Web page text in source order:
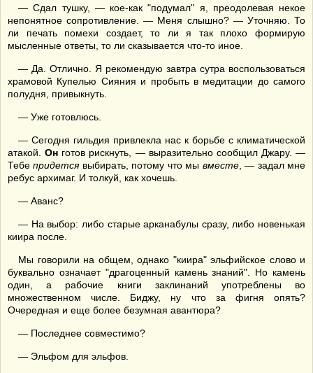
— Сдал тушку, — кое-как "подумал" я, преодолевая некое
непонятное сопротивление. — Меня слышно? — Уточняю. То
ли печать помехи создает, то ли я так плохо формирую
мысленные ответы, то ли сказывается что-то иное.
— Да. Отлично. Я рекомендую завтра сутра воспользоваться
храмовой Купелью Сияния и пробыть в медитации до самого
полудня, привыкнуть.
— Уже готовлюсь.
— Сегодня гильдия привлекла нас к борьбе с климатической
атакой.Он готов рискнуть, — выразительно сообщил Джару. —
Тебепридетсявыбирать, потому что мы вместе, — задал мне
ребус архимаг. И толкуй, как хочешь.
— Аванс?
— На выбор: либо старые арканабулы сразу, либо новенькая
киира после.
Мы говорили на общем, однако "киира" эльфийское слово и
буквально означает "драгоценный камень знаний". Но камень
один, а рабочие книги заклинаний употреблены во
множественном числе. Биджу, ну что за фигня опять?
Очередная и еще более безумная авантюра?
— Последнее совместимо?
— Эльфом для эльфов.